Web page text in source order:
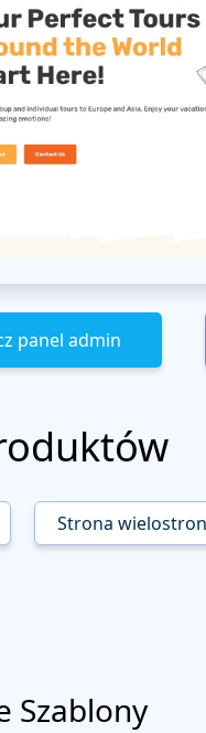
panel admin
Strona
Szablony